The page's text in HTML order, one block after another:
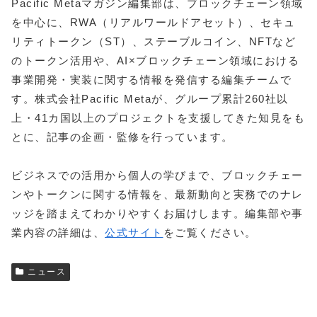
Pacific Metaマガジン編集部は、ブロックチェーン領域
を中心に、RWA（リアルワールドアセット）、セキュ
リティトークン（ST）、ステーブルコイン、NFTなど
のトークン活用や、AI×ブロックチェーン領域における
事業開発・実装に関する情報を発信する編集チームで
す。株式会社Pacific Metaが、グループ累計260社以
上・41カ国以上のプロジェクトを支援してきた知見をも
とに、記事の企画・監修を行っています。
ビジネスでの活用から個人の学びまで、ブロックチェー
ンやトークンに関する情報を、最新動向と実務でのナレ
ッジを踏まえてわかりやすくお届けします。編集部や事
業内容の詳細は、 公式サイト をご覧ください。
ニュース